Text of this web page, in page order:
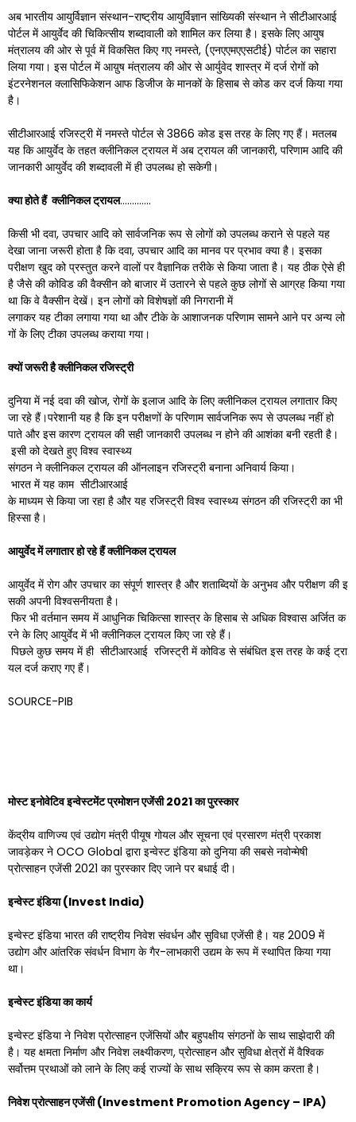
अब भारतीय आयुर्विज्ञान संस्थान-राष्ट्रीय आयुर्विज्ञान सांख्यिकी संस्थान ने सीटीआरआई
पोर्टल में आयुर्वेद की चिकित्सीय शब्दावाली को शामिल कर लिया है। इसके लिए आयुष
मंत्रालय की ओर से पूर्व में विकसित किए गए नमस्ते, (एनएएमएएसटीई) पोर्टल का सहारा
लिया गया। इस पोर्टल में आय़ुष मंत्रालय की ओर से आर्युवेद शास्त्र में दर्ज रोगों को
इंटरनेशनल क्लासिफिकेशन आफ डिजीज के मानकों के हिसाब से कोड कर दर्ज किया गया
है।
सीटीआरआई रजिस्ट्री में नमस्ते पोर्टल से 3866 कोड इस तरह के लिए गए हैं। मतलब
यह कि आयुर्वेद के तहत क्लीनिकल ट्रायल में अब ट्रायल की जानकारी, परिणाम आदि की
जानकारी आयुर्वेद की शब्दावली में ही उपलब्ध हो सकेगी।
क्या होते हैं क्लीनिकल ट्रायल………….
किसी भी दवा, उपचार आदि को सार्वजनिक रूप से लोगों को उपलब्ध कराने से पहले यह
देखा जाना जरूरी होता है कि दवा, उपचार आदि का मानव पर प्रभाव क्या है। इसका
परीक्षण खुद को प्रस्तुत करने वालों पर वैज्ञानिक तरीके से किया जाता है। यह ठीक ऐसे ही
है जैसे की कोविड की वैक्सीन को बाजार में उतारने से पहले कुछ लोगों से आग्रह किया गया
था कि वे वैक्सीन देखें। इन लोगों को विशेषज्ञों की निगरानी में
लगाकर यह टीका लगाया गया था और टीके के आशाजनक परिणाम सामने आने पर अन्य लो
गों के लिए टीका उपलब्ध कराया गया।
क्यों जरूरी है क्लीनिकल रजिस्ट्री
दुनिया में नई दवा की खोज, रोगों के इलाज आदि के लिए क्लीनिकल ट्रायल लगातार किए
जा रहे हैं।परेशानी यह है कि इन परीक्षणों के परिणाम सार्वजनिक रूप से उपलब्ध नहीं हो
पाते और इस कारण ट्रायल की सही जानकारी उपलब्ध न होने की आशंका बनी रहती है।
इसी को देखते हुए विश्व स्वास्थ्य
संगठन ने क्लीनिकल ट्रायल की ऑनलाइन रजिस्ट्री बनाना अनिवार्य किया।
भारत में यह काम सीटीआरआई
के माध्यम से किया जा रहा है और यह रजिस्ट्री विश्व स्वास्थ्य संगठन की रजिस्ट्री का भी
हिस्सा है।
आयुर्वेद में लगातार हो रहे हैं क्लीनिकल ट्रायल
आयुर्वेद में रोग और उपचार का संपूर्ण शास्त्र है और शताब्दियों के अनुभव और परीक्षण की इ
सकी अपनी विश्वसनीयता है।
फिर भी वर्तमान समय में आधुनिक चिकित्सा शास्त्र के हिसाब से अधिक विश्वास अर्जित क
रने के लिए आयुर्वेद में भी क्लीनिकल ट्रायल किए जा रहे हैं।
पिछले कुछ समय में ही सीटीआरआई रजिस्ट्री में कोविड से संबंधित इस तरह के कई ट्रा
यल दर्ज कराए गए हैं।
SOURCE-PIB
मोस्ट इनोवेटिव इन्वेस्टमेंट प्रमोशन एजेंसी2021 का पुरस्कार
केंद्रीय वाणिज्य एवं उद्योग मंत्री पीयूष गोयल और सूचना एवं प्रसारण मंत्री प्रकाश
जावड़ेकर ने OCO Global द्वारा इन्वेस्ट इंडिया को दुनिया की सबसे नवोन्मेषी
प्रोत्साहन एजेंसी 2021 का पुरस्कार दिए जाने पर बधाई दी।
इन्वेस्ट इंडिया (Invest India)
इन्वेस्ट इंडिया भारत की राष्ट्रीय निवेश संवर्धन और सुविधा एजेंसी है। यह 2009 में
उद्योग और आंतरिक संवर्धन विभाग के गैर-लाभकारी उद्यम के रूप में स्थापित किया गया
था।
इन्वेस्ट इंडिया का कार्य
इन्वेस्ट इंडिया ने निवेश प्रोत्साहन एजेंसियों और बहुपक्षीय संगठनों के साथ साझेदारी की
है। यह क्षमता निर्माण और निवेश लक्ष्यीकरण, प्रोत्साहन और सुविधा क्षेत्रों में वैश्विक
सर्वोत्तम प्रथाओं को लाने के लिए कई राज्यों के साथ सक्रिय रूप से काम करता है।
निवेश प्रोत्साहन एजेंसी (Investment Promotion Agency – IPA)